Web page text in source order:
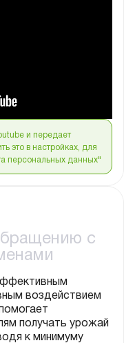
и передает
это в настройках, для
персональных данных"
с
воздействием
получать урожай
к минимуму